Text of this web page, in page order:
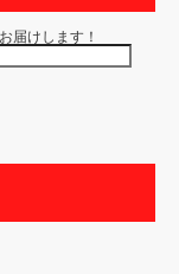
届けします！